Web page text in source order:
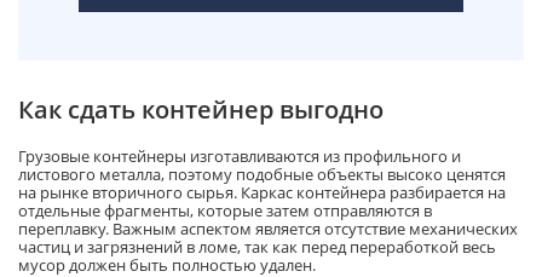
Как сдать контейнер выгодно
Грузовые контейнеры изготавливаются из профильного и
листового металла, поэтому подобные объекты высоко ценятся
на рынке вторичного сырья. Каркас контейнера разбирается на
отдельные фрагменты, которые затем отправляются в
переплавку. Важным аспектом является отсутствие механических
частиц и загрязнений в ломе, так как перед переработкой весь
мусор должен быть полностью удален.